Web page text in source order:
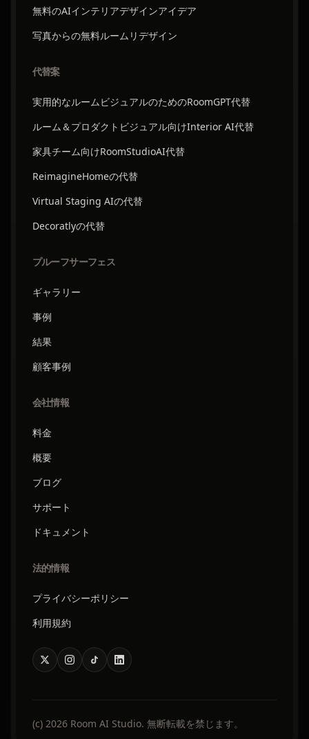
無料のAIインテリアデザインアイデア
写真からの無料ルームリデザイン
代替案
実用的なルームビジュアルのためのRoomGPT代替
ルーム＆プロダクトビジュアル向けInterior AI代替
家具チーム向けRoomStudioAI代替
ReimagineHomeの代替
Virtual Staging AIの代替
Decoratlyの代替
プルーフサーフェス
ギャラリー
事例
結果
顧客事例
会社情報
料金
概要
ブログ
サポート
ドキュメント
法的情報
プライバシーポリシー
利用規約
(c) 2026 Room AI Studio. 無断転載を禁じます。